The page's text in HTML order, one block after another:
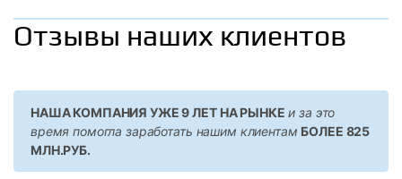
Отзывы наших клиентов
НАША КОМПАНИЯ УЖЕ 9 ЛЕТ НА РЫНКЕ и за это
время помогла заработать нашим клиентам БОЛЕЕ 825
МЛН.РУБ.